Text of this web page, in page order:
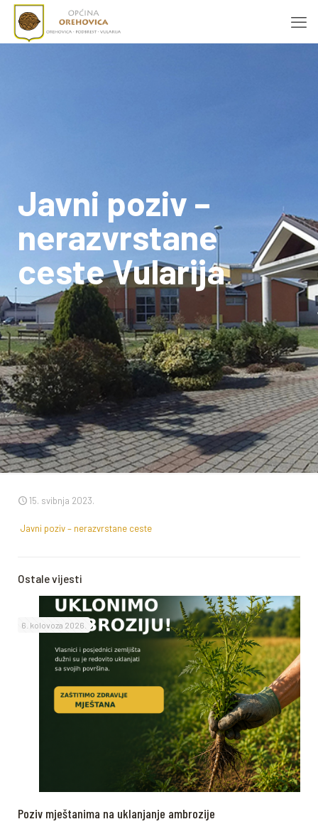
Javni poziv –
nerazvrstane
ceste Vularija
15. svibnja 2023.
Javni poziv – nerazvrstane ceste
Ostale vijesti
6. kolovoza 2026.
Poziv mještanima na uklanjanje ambrozije